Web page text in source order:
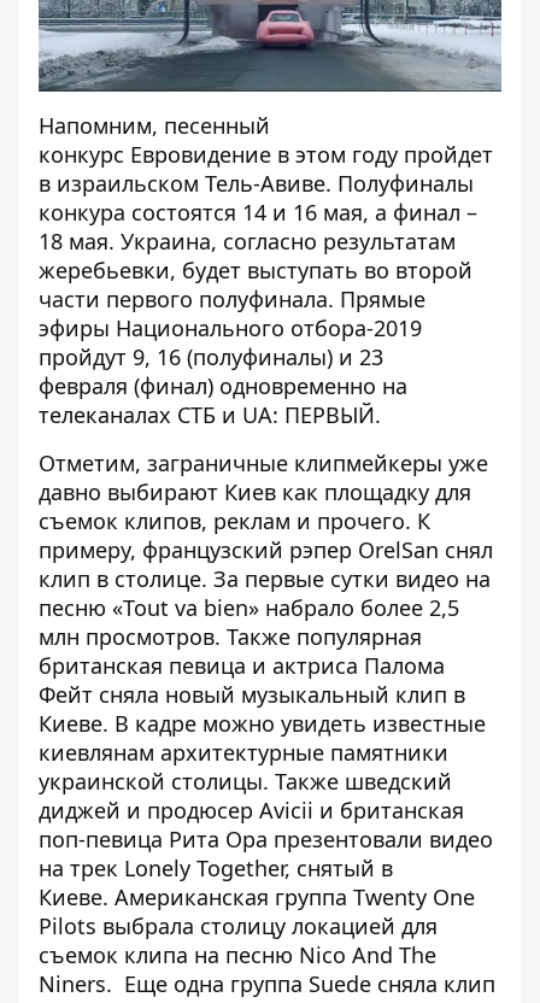
Напомним, песенный
конкурс Евровидение в этом году пройдет
в израильском Тель-Авиве. Полуфиналы
конкура состоятся 14 и 16 мая, а финал –
18 мая. Украина, согласно результатам
жеребьевки, будет выступать во второй
части первого полуфинала. Прямые
эфиры Национального отбора-2019
пройдут 9, 16 (полуфиналы) и 23
февраля (финал) одновременно на
телеканалах СТБ и UA: ПЕРВЫЙ.
Отметим, заграничные клипмейкеры уже
давно выбирают Киев как площадку для
съемок клипов, реклам и прочего. К
примеру, французский рэпер OrelSan снял
клип в столице. За первые сутки видео на
песню «Tout va bien» набрало более 2,5
млн просмотров. Также популярная
британская певица и актриса Палома
Фейт сняла новый музыкальный клип в
Киеве. В кадре можно увидеть известные
киевлянам архитектурные памятники
украинской столицы. Также шведский
диджей и продюсер Avicii и британская
поп-певица Рита Ора презентовали видео
на трек Lonely Together, снятый в
Киеве. Американская группа Twenty One
Pilots выбрала столицу локацией для
съемок клипа на песню Nico And The
Niners. Еще одна группа Suede сняла клип